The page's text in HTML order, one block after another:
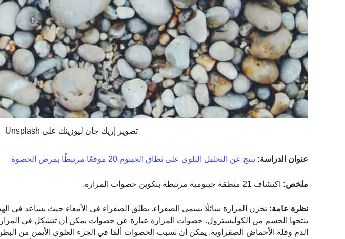
تصوير إريك جان ليوزينك على Unsplash
عنوان الدراسة: ينتج عن التحليل التلوي على نطاق الجينوم 20 موقعًا مرتبطًا بمرض الحصوة
ملخص: اكتشاف 21 منطقة جينومية مرتبطة بتكوين حصوات المرارة.
نظرة عامة: تخزن المرارة سائلًا يسمى الصفراء. يطلق الصفراء في الأمعاء حيث يساعد في
ينتجها الجسم من الكوليسترول. حصوات المرارة عبارة عن حصوات يمكن أن تتشكل في
الدم وقلة الأحماض الصفراوية. يمكن أن تسبب الحصوات ألمًا في الجزء العلوي الأيمن من